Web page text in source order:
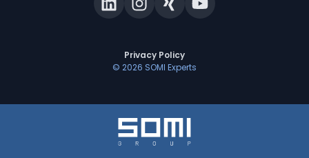
Privacy Policy
© 2026 SOMI Experts